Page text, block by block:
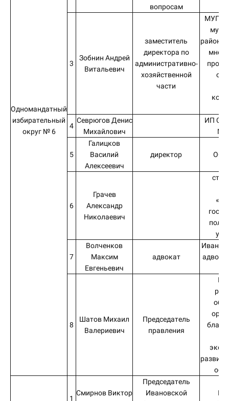
Одномандатный
избирательный
округ № 6
вопросам
3
Зобнин Андрей
Витальевич
заместитель
директора по
административно-
хозяйственной
части
МУП
района
4
Севрюгов Денис
Михайлович
ИП
5
Галицков
Василий
Алексеевич
директор ООО
6
Грачев
Александр
Николаевич
7
Волченков
Максим
Евгеньевич
адвокат
8
Шатов Михаил
Валериевич
Председатель
правления
1
Смирнов Виктор
Председатель
Ивановской